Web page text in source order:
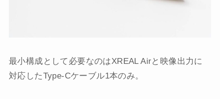
最小構成として必要なのはXREAL Airと映像出力に
対応したType-Cケーブル1本のみ。